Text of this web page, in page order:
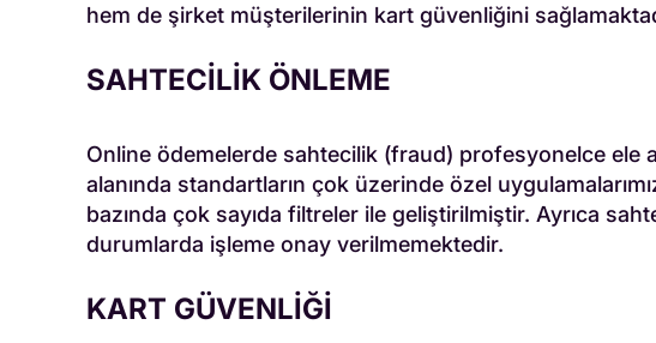
hem de şirket müşterilerinin kart güvenliğini
SAHTECİLİK ÖNLEME
Online ödemelerde sahtecilik (fraud) profesyonelce ele
alanında standartların çok üzerinde özel
bazında çok sayıda filtreler ile geliştirilmiştir. Ayrıca
durumlarda işleme onay verilmemektedir.
KART GÜVENLİĞİ